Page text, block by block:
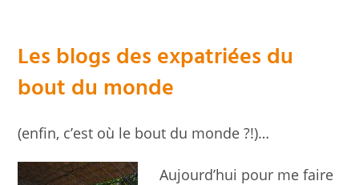
Les blogs des expatriées du
bout du monde
(enfin, c’est où le bout du monde ?!)…
Aujourd’hui pour me faire